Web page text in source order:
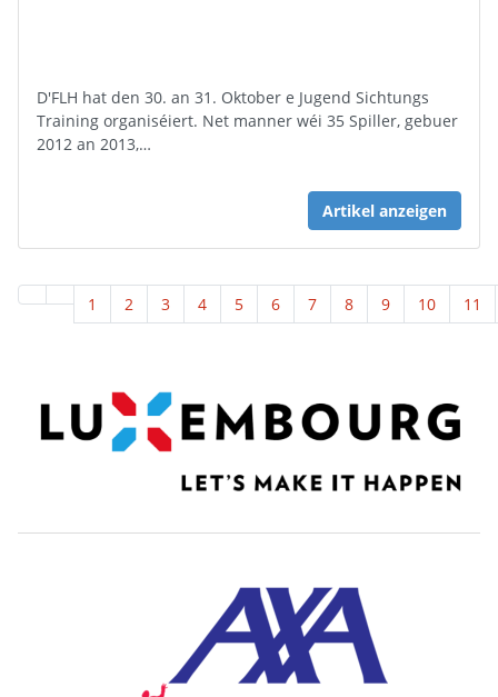
D'FLH hat den 30. an 31. Oktober e Jugend Sichtungs
Training organiséiert. Net manner wéi 35 Spiller, gebuer
2012 an 2013,…
Artikel anzeigen
1 2 3 4 5 6 7 8 9 10 11